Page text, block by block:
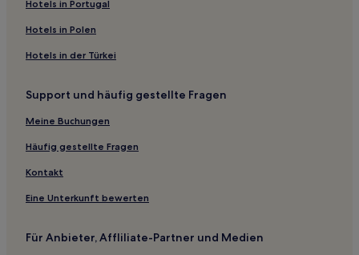
Hotels mit Wellnessbereich in Narita
Günstige in Narita
Hotels nahe Toyo Country Club
Narawa Hotels
Bezirk Chōsei: Hotels
Hotels nahe Bahnhof Chiba Kamatori
Moriya: Hotels
Hotels nahe Station Tokyo Disneyland
Hotels nahe Tokyo Disneyland®
Hotels in Portugal
Hotels in Polen
Hotels in der Türkei
Support und häufig gestellte Fragen
Meine Buchungen
Häufig gestellte Fragen
Kontakt
Eine Unterkunft bewerten
Für Anbieter, Affliliate-Partner und Medien